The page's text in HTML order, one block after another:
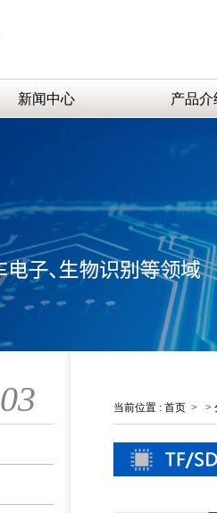
新闻中心 产品介
03 当前位置 : 首页 > >